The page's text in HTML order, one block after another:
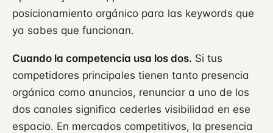
posicionamiento orgánico para las keywords que
ya sabes que funcionan.
Cuando la competencia usa los dos. Si tus
competidores principales tienen tanto presencia
orgánica como anuncios, renunciar a uno de los
dos canales significa cederles visibilidad en ese
espacio. En mercados competitivos, la presencia